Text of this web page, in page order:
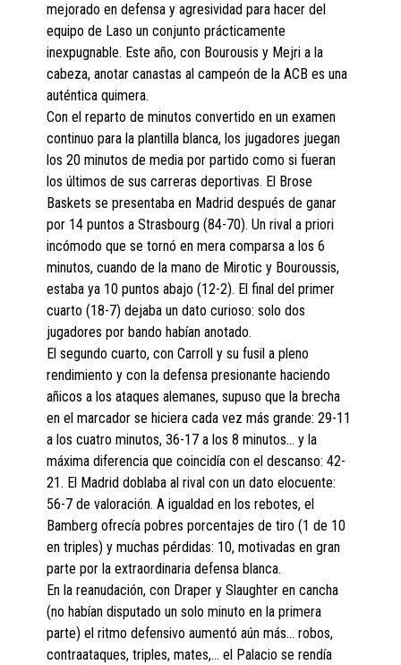
mejorado en defensa y agresividad para hacer del
equipo de Laso un conjunto prácticamente
inexpugnable. Este año, con Bourousis y Mejri a la
cabeza, anotar canastas al campeón de la ACB es una
auténtica quimera.
Con el reparto de minutos convertido en un examen
continuo para la plantilla blanca, los jugadores juegan
los 20 minutos de media por partido como si fueran
los últimos de sus carreras deportivas. El Brose
Baskets se presentaba en Madrid después de ganar
por 14 puntos a Strasbourg (84-70). Un rival a priori
incómodo que se tornó en mera comparsa a los 6
minutos, cuando de la mano de Mirotic y Bouroussis,
estaba ya 10 puntos abajo (12-2). El final del primer
cuarto (18-7) dejaba un dato curioso: solo dos
jugadores por bando habían anotado.
El segundo cuarto, con Carroll y su fusil a pleno
rendimiento y con la defensa presionante haciendo
añicos a los ataques alemanes, supuso que la brecha
en el marcador se hiciera cada vez más grande: 29-11
a los cuatro minutos, 36-17 a los 8 minutos… y la
máxima diferencia que coincidía con el descanso: 42-
21. El Madrid doblaba al rival con un dato elocuente:
56-7 de valoración. A igualdad en los rebotes, el
Bamberg ofrecía pobres porcentajes de tiro (1 de 10
en triples) y muchas pérdidas: 10, motivadas en gran
parte por la extraordinaria defensa blanca.
En la reanudación, con Draper y Slaughter en cancha
(no habían disputado un solo minuto en la primera
parte) el ritmo defensivo aumentó aún más… robos,
contraataques, triples, mates,… el Palacio se rendía